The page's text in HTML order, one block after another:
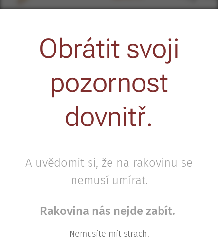
Obrátit svoji
pozornost
dovnitř.
A uvědomit si, že na rakovinu se
nemusí umírat.
Rakovina nás nejde zabít.
Nemusíte mít strach.